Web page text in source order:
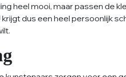
heel mooi, maar passen de
dus een heel persoonlijk